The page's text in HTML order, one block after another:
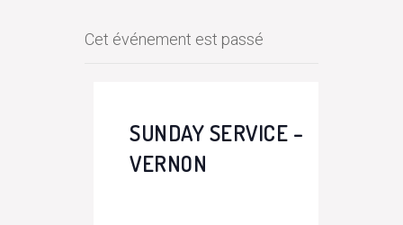
Cet événement est passé
SUNDAY SERVICE –
VERNON